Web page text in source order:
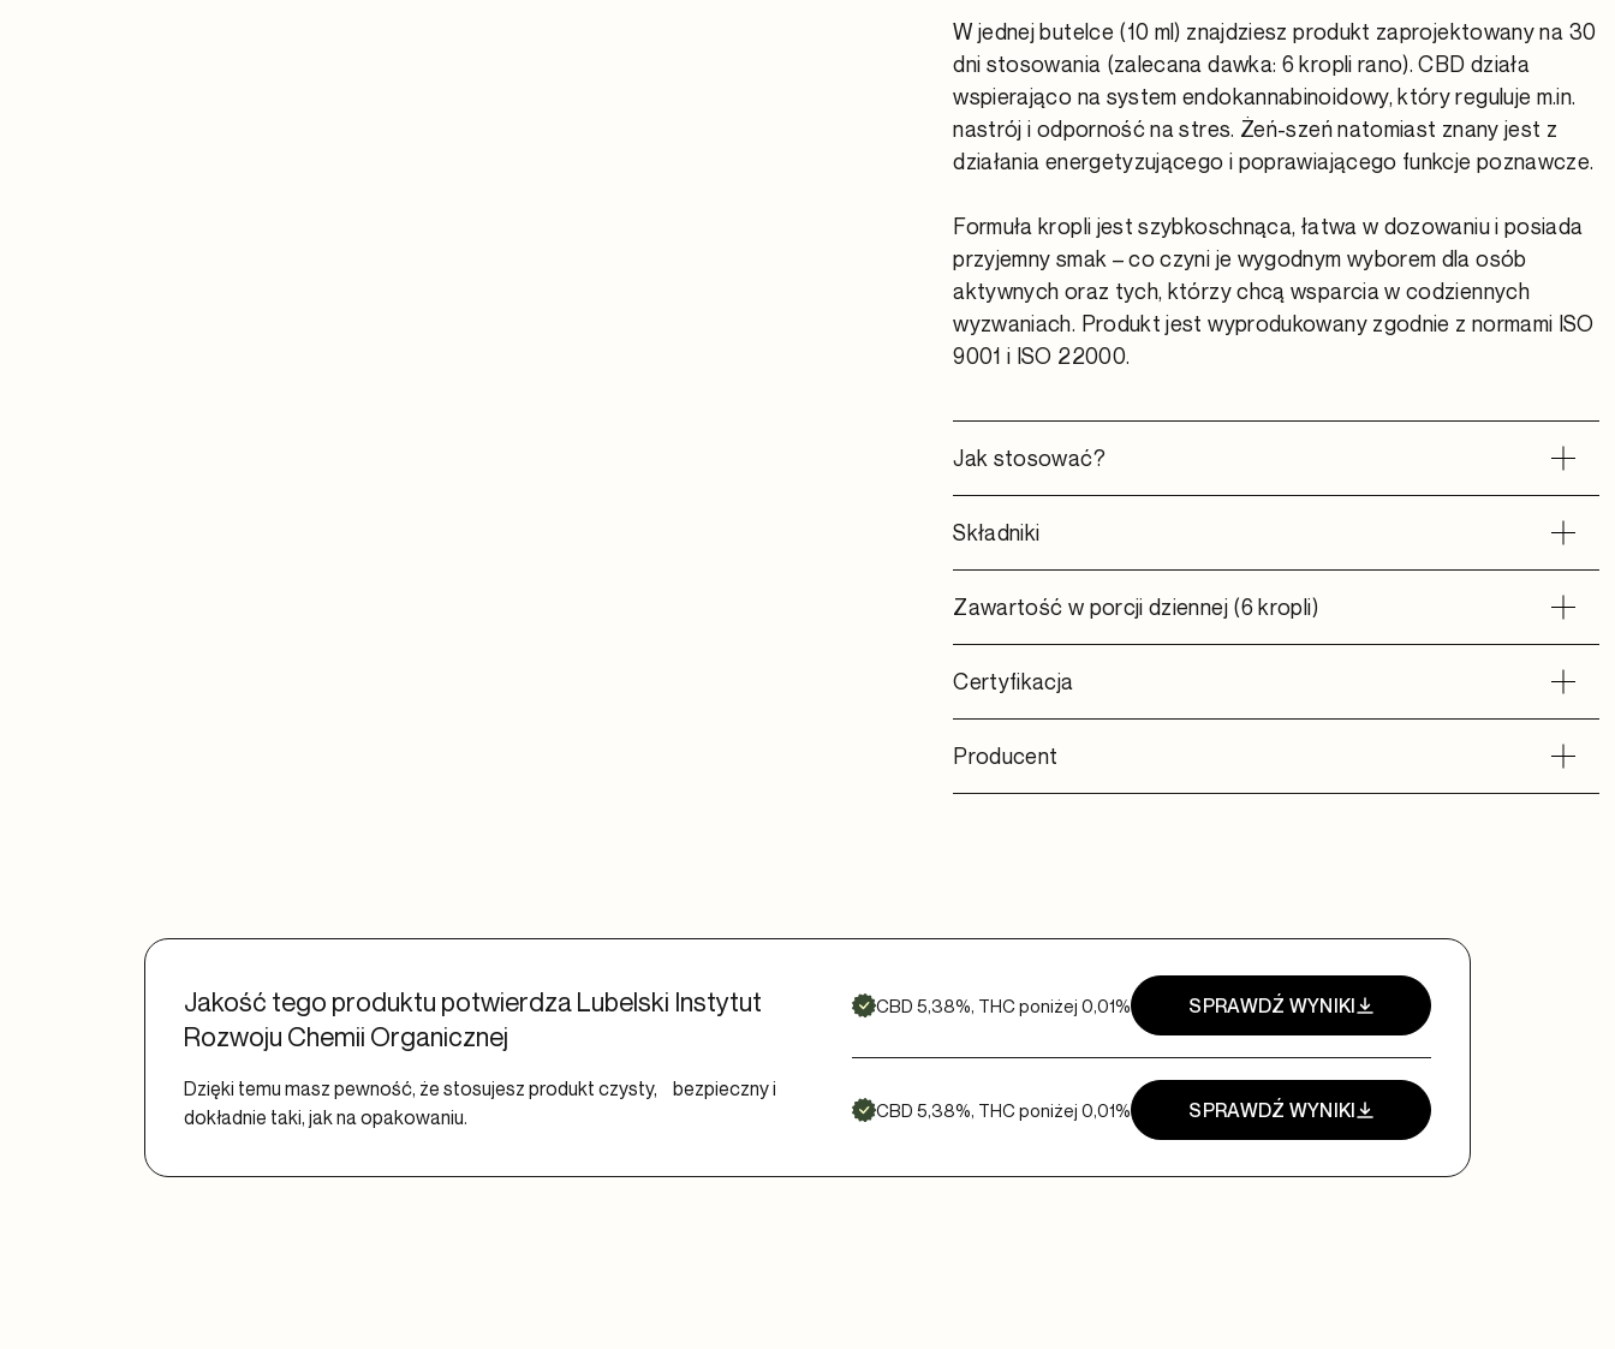
W jednej butelce (10 ml) znajdziesz produkt zaprojektowany na 30
dni stosowania (zalecana dawka: 6 kropli rano). CBD działa
wspierająco na system endokannabinoidowy, który reguluje m.in.
nastrój i odporność na stres. Żeń-szeń natomiast znany jest z
działania energetyzującego i poprawiającego funkcje poznawcze.
Formuła kropli jest szybkoschnąca, łatwa w dozowaniu i posiada
przyjemny smak – co czyni je wygodnym wyborem dla osób
aktywnych oraz tych, którzy chcą wsparcia w codziennych
wyzwaniach. Produkt jest wyprodukowany zgodnie z normami ISO
9001 i ISO 22000.
Jak stosować?
Składniki
Zawartość w porcji dziennej (6 kropli)
Certyfikacja
Producent
Jakość tego produktu potwierdza Lubelski Instytut
Rozwoju Chemii Organicznej
Dzięki temu masz pewność, że stosujesz produkt czysty, bezpieczny i
dokładnie taki, jak na opakowaniu.
CBD 5,38%, THC poniżej 0,01% SPRAWDŹ WYNIKI
CBD 5,38%, THC poniżej 0,01% SPRAWDŹ WYNIKI